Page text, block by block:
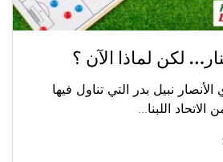
لكن لماذا الآن ؟
نبيل بدر التي تناول فيها
اللبنا...